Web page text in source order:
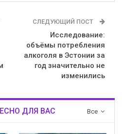
СЛЕДУЮЩИЙ ПОСТ
Исследование:
объёмы потребления
алкоголя в Эстонии за
год значительно не
изменились
Все
ДЛЯ ВАС